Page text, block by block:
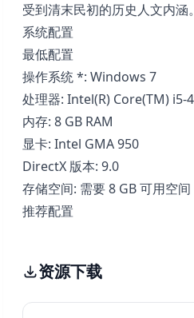
受到清末民初的历史人文内涵。
系统配置
最低配置
操作系统 *: Windows 7
处理器: Intel(R) Core(TM) i5-
内存: 8 GB RAM
显卡: Intel GMA 950
DirectX 版本: 9.0
存储空间: 需要 8 GB 可用空间
推荐配置
资源下载